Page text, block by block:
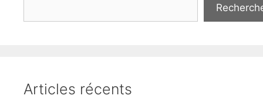
Articles récents